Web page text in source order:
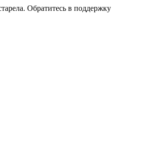
Обратитесь в поддержку